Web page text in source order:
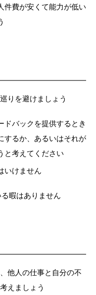
件費が安くて能力が低い
りを避けましょう
ドバックを提供するとき
するか、あるいはそれが
と考えてください
いけません
暇はありません
他人の仕事と自分の不
えましょう